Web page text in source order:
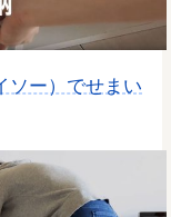
ソー）でせまい